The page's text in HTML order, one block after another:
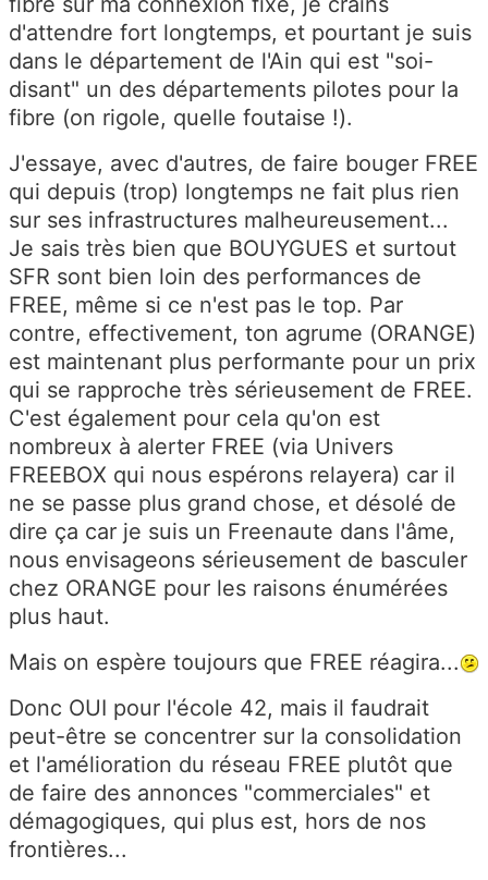
d'attendre fort longtemps, et pourtant je suis
dans le département de l'Ain qui est "soi-
disant" un des départements pilotes pour la
fibre (on rigole, quelle foutaise !).
J'essaye, avec d'autres, de faire bouger FREE
qui depuis (trop) longtemps ne fait plus rien
sur ses infrastructures malheureusement...
Je sais très bien que BOUYGUES et surtout
SFR sont bien loin des performances de
FREE, même si ce n'est pas le top. Par
contre, effectivement, ton agrume (ORANGE)
est maintenant plus performante pour un prix
qui se rapproche très sérieusement de FREE.
C'est également pour cela qu'on est
nombreux à alerter FREE (via Univers
FREEBOX qui nous espérons relayera) car il
ne se passe plus grand chose, et désolé de
dire ça car je suis un Freenaute dans l'âme,
nous envisageons sérieusement de basculer
chez ORANGE pour les raisons énumérées
plus haut.
Mais on espère toujours que FREE réagira...
Donc OUI pour l'école 42, mais il faudrait
peut-être se concentrer sur la consolidation
et l'amélioration du réseau FREE plutôt que
de faire des annonces "commerciales" et
démagogiques, qui plus est, hors de nos
frontières...